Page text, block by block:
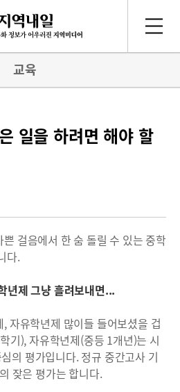
교육
일을 하려면 해야 할
걸음에서 한 숨 돌릴 수 있는 중학
다.
년제 그냥 흘려보내면...
자유학년제 많이들 들어보셨을 겁
기), 자유학년제(중등 1개년)는 시
의 평가입니다. 정규 중간고사 기
잦은 평가는 합니다.